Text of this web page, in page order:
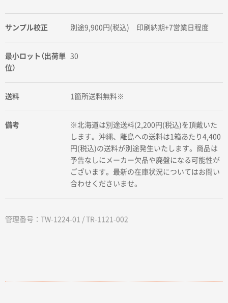
サンプル校正 別途9,900円(税込) 印刷納期+7営業日程度
最小ロット（出荷単
位）
30
送料 1箇所送料無料※
備考
※北海道は別途送料(2,200円(税込)を頂戴いた
します。沖縄、離島への送料は1箱あたり4,400
円(税込)の送料が別途発生いたします。商品は
予告なしにメーカー欠品や廃盤になる可能性が
ございます。最新の在庫状況についてはお問い
合わせくださいませ。
管理番号：TW-1224-01 / TR-1121-002